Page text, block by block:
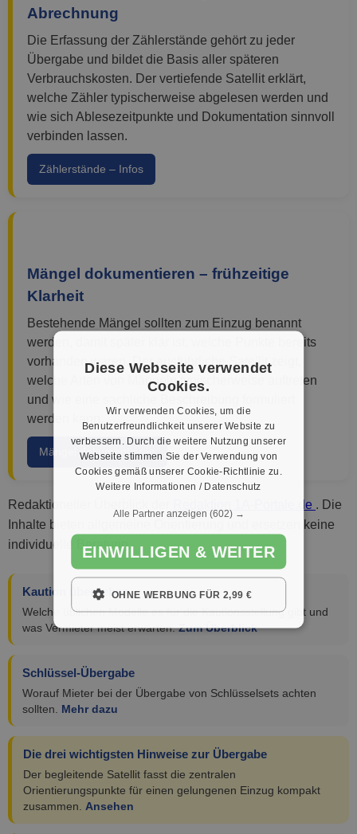
Abrechnung
Die Erfassung der Zählerstände gehört zu jeder
Übergabe und bildet die Basis aller späteren
Verbrauchskosten. Der vertiefende Satellit erklärt,
welche Zähler typischerweise abgelesen werden und
wie sich Ablesezeitpunkte und Dokumentation sinnvoll
verbinden lassen.
Zählerstände – Infos
Mängel dokumentieren – frühzeitige
Klarheit
Bestehende Mängel sollten zum Einzug benannt
werden, damit später klar ist, welche Punkte bereits
vorhanden waren. Der ausführliche Satellit zeigt,
welche Arten von Mängeln typischerweise auftreten
und wie eine sachliche Beschreibung formuliert
werden kann.
Mängel dokumentieren
Redaktioneller Überblick der Redaktion 1A-Portale.de . Die
Inhalte bieten allgemeine Orientierung und ersetzen keine
individuelle Beratung.
Kaution übergeben
Welche üblichen Modelle es für die Kautionsstellung gibt und
was Vermieter meist erwarten.Zum Überblick
Schlüssel-Übergabe
Worauf Mieter bei der Übergabe von Schlüsselsets achten
sollten. Mehr dazu
Die drei wichtigsten Hinweise zur Übergabe
Der begleitende Satellit fasst die zentralen
Orientierungspunkte für einen gelungenen Einzug kompakt
zusammen. Ansehen
Diese Webseite verwendet
Cookies.
Wir verwenden Cookies, um die
Benutzerfreundlichkeit unserer Website zu
verbessern. Durch die weitere Nutzung unserer
Webseite stimmen Sie der Verwendung von
Cookies gemäß unserer Cookie-Richtlinie zu.
Weitere Informationen / Datenschutz
Alle Partner anzeigen (602) →
EINWILLIGEN & WEITER
OHNE WERBUNG FÜR 2,99 €